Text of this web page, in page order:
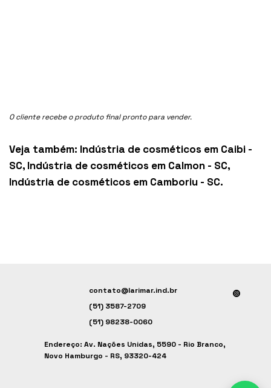
O cliente recebe o produto final pronto para vender.
Veja também: Indústria de cosméticos em Caibi -
SC, Indústria de cosméticos em Calmon - SC,
Indústria de cosméticos em Camboriu - SC.
contato@larimar.ind.br
(51) 3587-2709
(51) 98238-0060
Endereço: Av. Nações Unidas, 5590 - Rio Branco,
Novo Hamburgo - RS, 93320-424